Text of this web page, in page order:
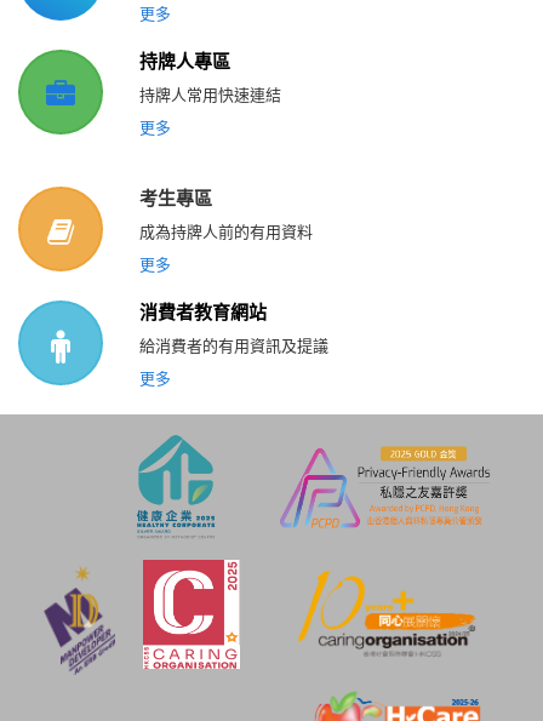
更多
持牌人專區
持牌人常用快速連結
更多
考生專區
成為持牌人前的有用資料
更多
消費者教育網站
給消費者的有用資訊及提議
更多